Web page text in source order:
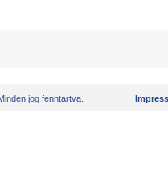
jog fenntartva.